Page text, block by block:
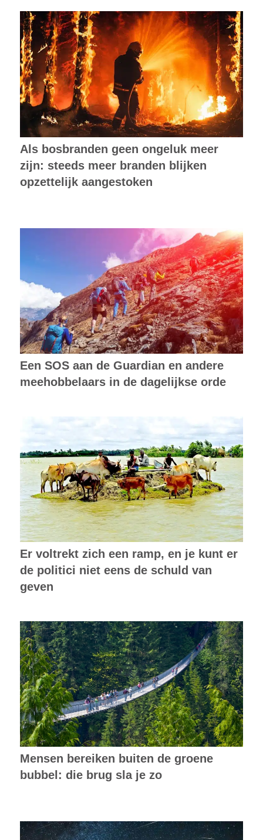
Als bosbranden geen ongeluk meer
zijn: steeds meer branden blijken
opzettelijk aangestoken
Een SOS aan de Guardian en andere
meehobbelaars in de dagelijkse orde
Er voltrekt zich een ramp, en je kunt er
de politici niet eens de schuld van
geven
Mensen bereiken buiten de groene
bubbel: die brug sla je zo